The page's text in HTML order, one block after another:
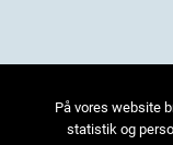
På vores website
statistik og